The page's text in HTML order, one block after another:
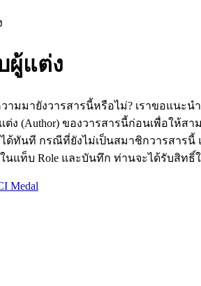
ผู้แต่ง
ามมายังวารสารนี้หรือไม่? เราขอแนะน
ต่ง (Author) ของวารสารนี้ก่อนเพื่อให้
ด้ทันที กรณีที่ยังไม่เป็นสมาชิกวารสารนี้
นแท็บ Role และบันทึก ท่านจะได้รับสิท